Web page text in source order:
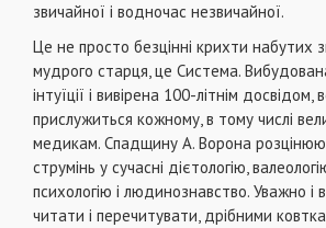
звичайної і водночас незвичайної.
Це не просто безцінні крихти набутих
мудрого старця, це Система.
інтуїції і вивірена 100-літнім
прислужиться кожному, в тому числі
медикам. Спадщину А. Ворона розцінюю
струмінь у сучасні дієтологію,
психологію і людинознавство. Уважно і
читати і перечитувати, дрібними